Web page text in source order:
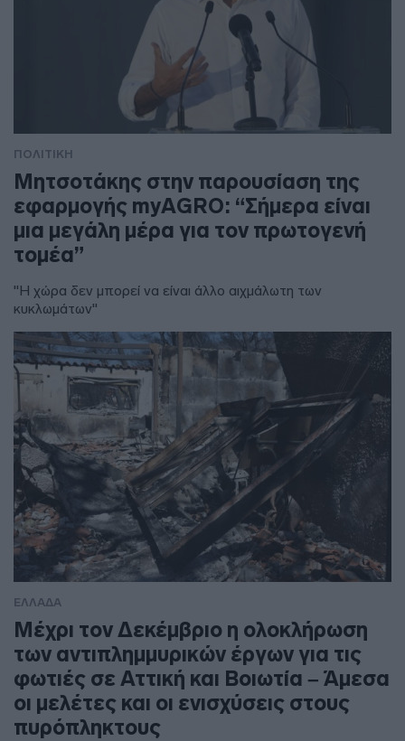
ΠΟΛΙΤΙΚΗ
Μητσοτάκης στην παρουσίαση της
εφαρμογής myAGRO: “Σήμερα είναι
μια μεγάλη μέρα για τον πρωτογενή
τομέα”
"Η χώρα δεν μπορεί να είναι άλλο αιχμάλωτη των
κυκλωμάτων"
ΕΛΛΑΔΑ
Μέχρι τον Δεκέμβριο η ολοκλήρωση
των αντιπλημμυρικών έργων για τις
φωτιές σε Αττική και Βοιωτία – Άμεσα
οι μελέτες και οι ενισχύσεις στους
πυρόπληκτους